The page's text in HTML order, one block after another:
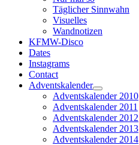
Täglicher Sinnwahn
Visuelles
Wandnotizen
KFMW-Disco
Dates
Instagrams
Contact
Adventskalender
Dropdown-
Menü
öffnen
Adventskalender 2010
Adventskalender 2011
Adventskalender 2012
Adventskalender 2013
Adventskalender 2014